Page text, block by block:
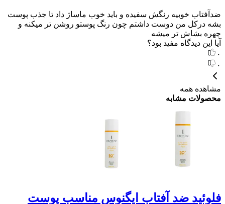
ضدآفتاب خوبیه رنگش سفیده و باید خوب ماساژ داد تا جذب پوست
بشه درکل من دوست داشتم چون رنگ پوستو روشن تر میکنه و
چهره بشاش تر میشه
آیا این دیدگاه مفید بود؟
۰
۰
مشاهده همه
محصولات مشابه
فلوئید ضد آفتاب ایگنوس مناسب پوست